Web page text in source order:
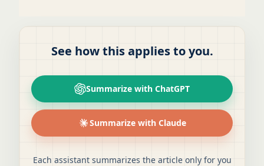
See how this applies to you.
Summarize with ChatGPT
Summarize with Claude
Each assistant summarizes the article only for you